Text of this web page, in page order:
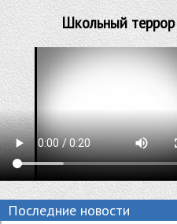
Школьный террор
Последние новости